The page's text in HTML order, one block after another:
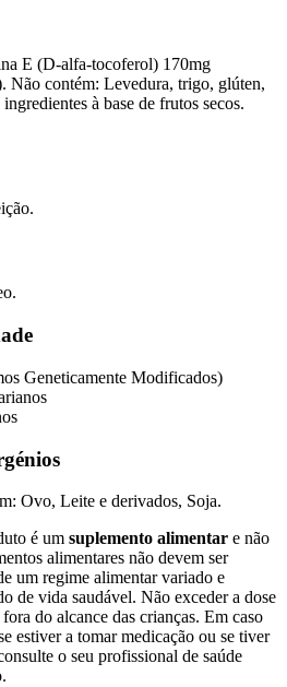
E (D-alfa-tocoferol) 170mg
Não contém: Levedura, trigo, glúten,
à base de frutos secos.
Geneticamente Modificados)
Ovo, Leite e derivados, Soja.
é um suplemento alimentar e não
alimentares não devem ser
um regime alimentar variado e
de vida saudável. Não exceder a dose
do alcance das crianças. Em caso
estiver a tomar medicação ou se tiver
o seu profissional de saúde